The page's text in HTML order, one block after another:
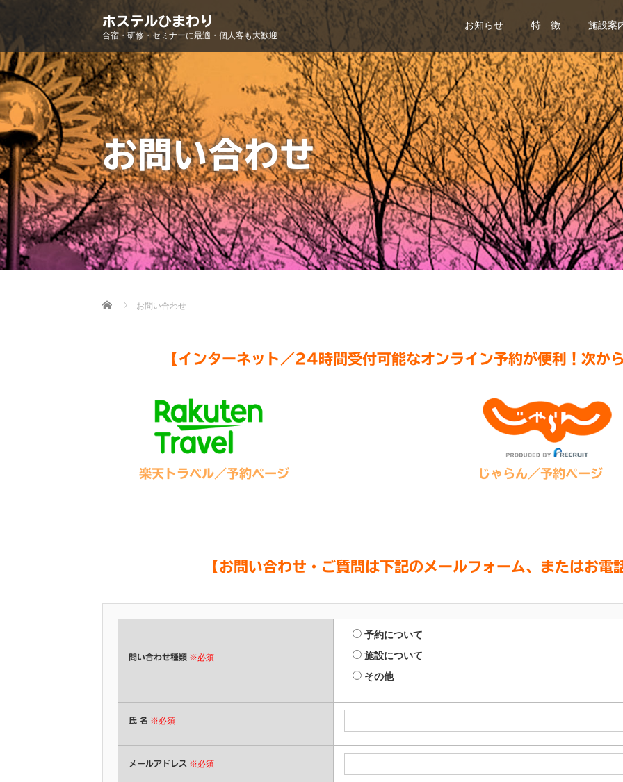
ホステルひまわり
合宿・研修・セミナーに最適・個人客も大歓迎
お知らせ 特 徴 施設案
お問い合わせ
Home お問い合わせ
【インターネット／24時間受付可能なオンライン予約が便利！ 次か
楽天トラベル／予約ページ じゃらん／予約ページ
【お問い合わせ・ご質問は下記のメールフォーム、またはお電
問い合わせ種類 ※必須
予約について
施設について
その他
氏 名 ※必須
メールアドレス ※必須